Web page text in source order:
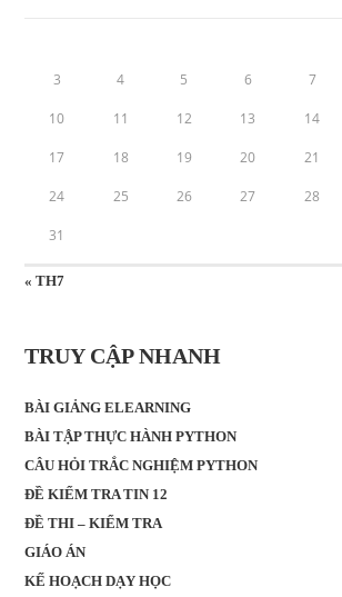
3 4 5 6 7
10 11 12 13 14
17 18 19 20 21
24 25 26 27 28
31
« TH7
TRUY CẬP NHANH
BÀI GIẢNG ELEARNING
BÀI TẬP THỰC HÀNH PYTHON
CÂU HỎI TRẮC NGHIỆM PYTHON
ĐỀ KIỂM TRA TIN 12
ĐỀ THI – KIỂM TRA
GIÁO ÁN
KẾ HOẠCH DẠY HỌC